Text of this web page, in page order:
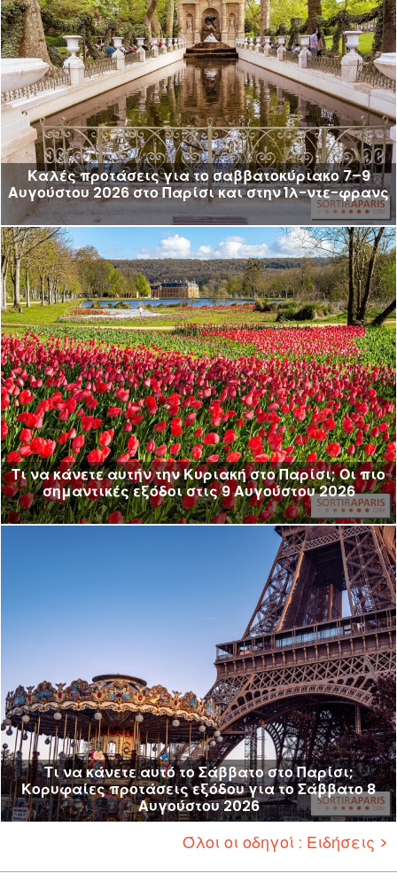
Καλές προτάσεις για το σαββατοκύριακο 7–9
Αυγούστου 2026 στο Παρίσι και στην Ίλ-ντε-φρανς
Τι να κάνετε αυτήν την Κυριακή στο Παρίσι; Οι πιο
σημαντικές εξόδοι στις 9 Αυγούστου 2026
Τι να κάνετε αυτό το Σάββατο στο Παρίσι;
Κορυφαίες προτάσεις εξόδου για το Σάββατο 8
Αυγούστου 2026
Όλοι οι οδηγοί : Ειδήσεις >